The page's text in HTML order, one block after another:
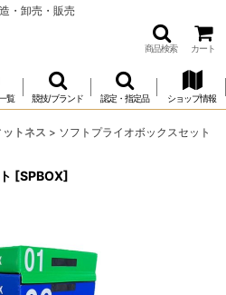
・卸売・販売
商品検索 カート
覧 競技/ブランド 認定・指定品 ショップ情報
ットネス > ソフトプライオボックスセット
[SPBOX]